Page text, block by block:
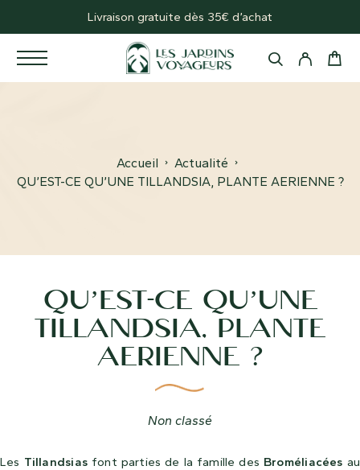
Livraison gratuite dès 35€ d’achat
Accueil
Actualité
QU’EST-CE QU’UNE TILLANDSIA, PLANTE AERIENNE ?
QU’EST-CE QU’UNE
TILLANDSIA, PLANTE
AERIENNE ?
Non classé
Les Tillandsias font parties de la famille des Broméliacées au